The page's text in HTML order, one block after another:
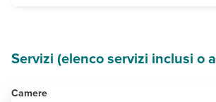
Servizi (elenco servizi inclusi o
Camere